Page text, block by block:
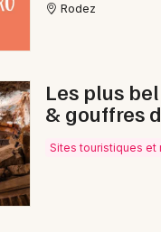
en Occitanie
Rodez
Les plus
& gouffres
Sites touristiques et